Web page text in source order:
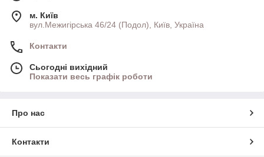
м. Київ
вул.Межигірська 46/24 (Подол), Київ, Україна
Контакти
Сьогодні вихідний
Показати весь графік роботи
Про нас
Контакти